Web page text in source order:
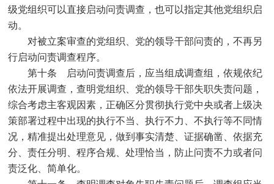
级党组织可以直接启动问责调查，也可以指定其他党组织启
动。
对被立案审查的党组织、党的领导干部问责的，不再另
行启动问责调查程序。
第十条 启动问责调查后，应当组成调查组，依规依纪
依法开展调查，查明党组织、党的领导干部失职失责问题，
综合考虑主客观因素，正确区分贯彻执行党中央或者上级决
策部署过程中出现的执行不当、执行不力、不执行等不同情
况，精准提出处理意见，做到事实清楚、证据确凿、依据充
分、责任分明、程序合规、处理恰当，防止问责不力或者问
责泛化、简单化。